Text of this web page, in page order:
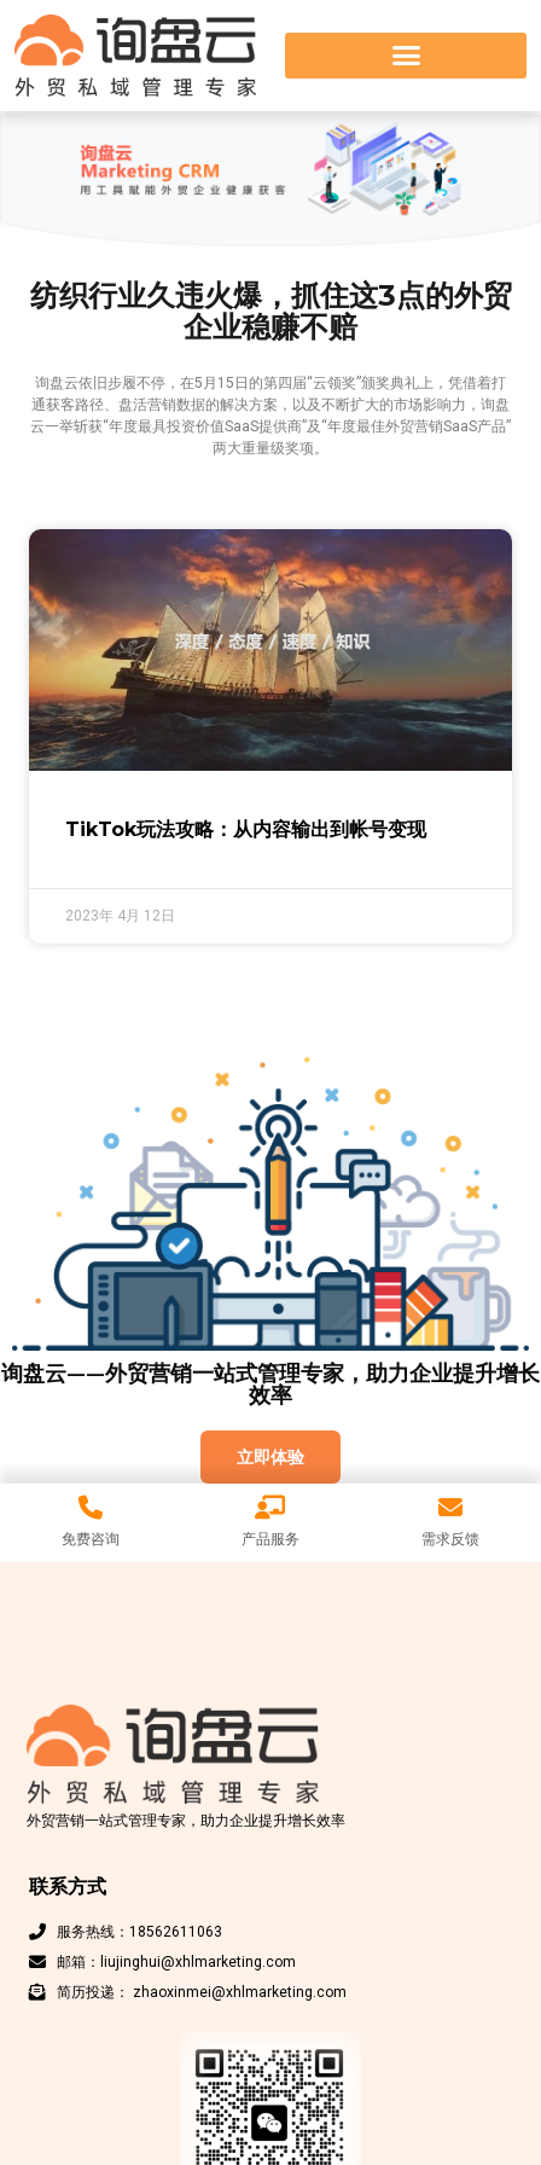
纺织行业久违火爆，抓住这3点的外贸
企业稳赚不赔
询盘云依旧步履不停，在5月15日的第四届“云领奖”颁奖典礼上，凭借着打
通获客路径、盘活营销数据的解决方案，以及不断扩大的市场影响力，询盘
云一举斩获“年度最具投资价值SaaS提供商”及“年度最佳外贸营销SaaS产品”
两大重量级奖项。
TikTok玩法攻略：从内容输出到帐号变现
2023年 4月 12日
询盘云——外贸营销一站式管理专家，助力企业提升增长
效率
立即体验
免费咨询 产品服务 需求反馈
外贸营销一站式管理专家，助力企业提升增长效率
联系方式
服务热线：18562611063
邮箱：liujinghui@xhlmarketing.com
简历投递： zhaoxinmei@xhlmarketing.com